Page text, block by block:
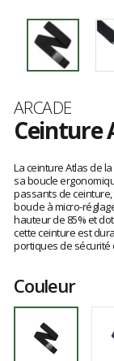
Marque
ARCADE
Ceinture
avis
clients
La ceinture Atlas de
sa boucle
passants de
boucle à micro-
hauteur de 85% et
cette ceinture est
portiques de
Couleur